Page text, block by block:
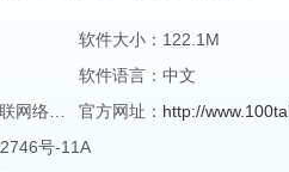
软件大小：122.1M
软件语言：中文
官方网址： http://
号-11A